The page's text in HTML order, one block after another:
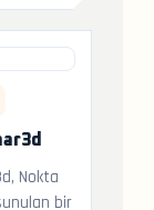
Nokta
bir